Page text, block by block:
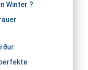
Winter ?